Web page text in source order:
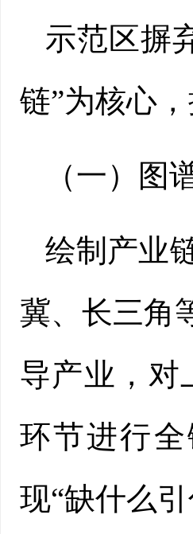
示范区摒
链”为核心
（一）图
绘制产业
冀、长三角
导产业，对
环节进行
现“缺什么